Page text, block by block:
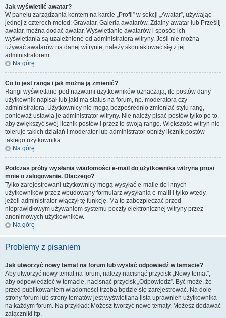
Jak wyświetlić awatar?
W panelu zarządzania kontem na karcie „Profil” w sekcji „Awatar”, używając
jednej z czterech metod: Gravatar, Galeria awatarów, Zdalny awatar lub Prześlij
awatar, można dodać awatar. Wyświetlanie awatarów i sposób ich
wyświetlania są uzależnione od administratora witryny. Jeśli nie można
używać awatarów na danej witrynie, należy skontaktować się z jej
administratorem.
Na górę
Co to jest ranga i jak można ją zmienić?
Rangi wyświetlane pod nazwami użytkowników oznaczają, ile postów dany
użytkownik napisał lub jaki ma status na forum, np. moderatora czy
administratora. Użytkownicy nie mogą bezpośrednio zmieniać stylu rang,
ponieważ ustawia je administrator witryny. Nie należy pisać postów tylko po to,
aby zwiększyć swój licznik postów i przez to swoją rangę. Większość witryn nie
toleruje takich działań i moderator lub administrator obniży licznik postów
takiego użytkownika.
Na górę
Podczas próby wysłania wiadomości e-mail do użytkownika witryna prosi
mnie o zalogowanie. Dlaczego?
Tylko zarejestrowani użytkownicy mogą wysyłać e-maile do innych
użytkowników przez wbudowany formularz wysyłania e-maili i tylko wtedy,
jeżeli administrator włączył tę funkcję. Ma to zabezpieczać przed
nieprawidłowym używaniem systemu poczty elektronicznej witryny przez
anonimowych użytkowników.
Na górę
Problemy z pisaniem
Jak utworzyć nowy temat na forum lub wysłać odpowiedź w temacie?
Aby utworzyć nowy temat na forum, należy nacisnąć przycisk „Nowy temat”,
aby odpowiedzieć w temacie, nacisnąć przycisk „Odpowiedz”. Być może, że
przed publikowaniem wiadomości trzeba będzie się zarejestrować. Na dole
strony forum lub strony tematów jest wyświetlana lista uprawnień użytkownika
na każdym forum. Na przykład: Możesz tworzyć nowe tematy, Możesz dodawać
załączniki itp.